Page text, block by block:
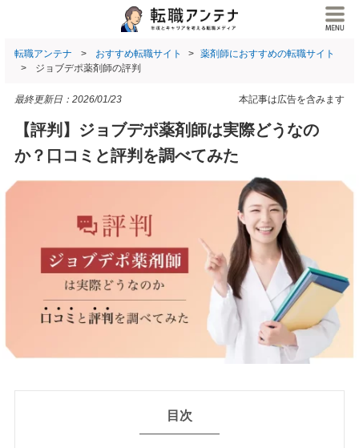
転職アンテナ おすすめ転職サイト
薬剤師におすすめの転職サイト
ジョブデポ薬剤師の評判
本記事は広告を含みます
最終更新日： 2026/01/23
【評判】ジョブデポ薬剤師は実際どうなの
か？口コミと評判を調べてみた
目次